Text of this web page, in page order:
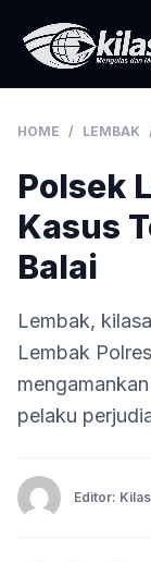
HOME / LEMBAK
Polsek
Kasus
Balai
Lembak,
Lembak
pelaku
Editor: